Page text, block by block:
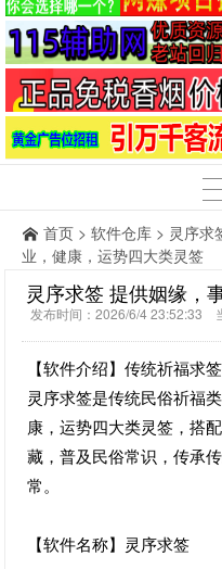
首页 > 软件仓库 > 灵序求
业，健康，运势四大类灵签
灵序求签 提供姻缘，
发布时间：2026/6/4 23:52:33
【软件介绍】传统祈福求
灵序求签是传统民俗祈福
康，运势四大类灵签，搭
藏，普及民俗常识，传承
常。
【软件名称】灵序求签